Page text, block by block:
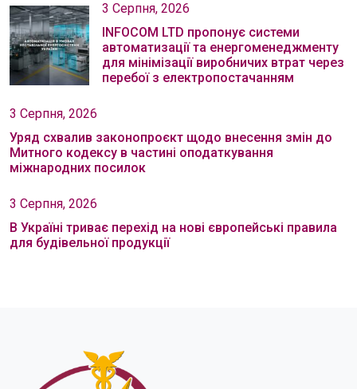
3 Серпня, 2026
INFOCOM LTD пропонує системи
автоматизації та енергоменеджменту
для мінімізації виробничих втрат через
перебої з електропостачанням
3 Серпня, 2026
Уряд схвалив законопроєкт щодо внесення змін до
Митного кодексу в частині оподаткування
міжнародних посилок
3 Серпня, 2026
В Україні триває перехід на нові європейські правила
для будівельної продукції